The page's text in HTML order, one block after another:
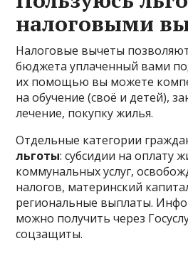
налоговыми
Налоговые вычеты
бюджета уплаченный вами
их помощью вы можете
на обучение (своё и детей),
лечение, покупку жилья.
Отдельные категории
льготы: субсидии на оплату
коммунальных услуг,
налогов, материнский
региональные выплаты.
можно получить через
соцзащиты.